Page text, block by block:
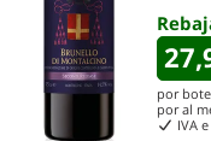
por
por al
IVA